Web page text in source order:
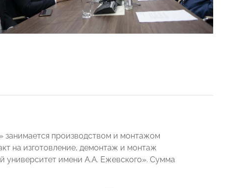
занимается производством и монтажом
на изготовление, демонтаж и монтаж
университет имени А.А. Ежевского». Сумма